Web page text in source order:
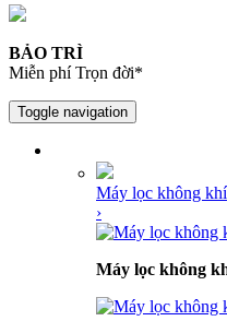
BẢO TRÌ
Miễn phí Trọn đời*
Toggle navigation
Máy lọc không khí
›
Máy lọc không